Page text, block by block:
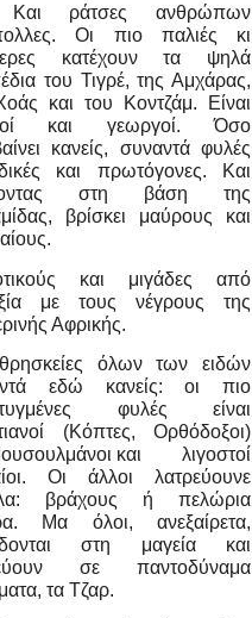
ράτσες ανθρώπων
Οι πιο παλιές κι
κατέχουν τα ψηλά
του Τιγρέ, της Αμχάρας,
και του Κοντζάμ. Είναι
και γεωργοί. Όσο
κανείς, συναντά φυλές
και πρωτόγονες. Και
στη βάση της
βρίσκει μαύρους και
και μιγάδες από
με τους νέγρους της
Αφρικής.
όλων των ειδών
εδώ κανείς: οι πιο
φυλές είναι
(Κόπτες, Ορθόδοξοι)
και λιγοστοί
Οι άλλοι λατρεύουνε
βράχους ή πελώρια
Μα όλοι, ανεξαίρετα,
στη μαγεία και
σε παντοδύναμα
τα Τζαρ.